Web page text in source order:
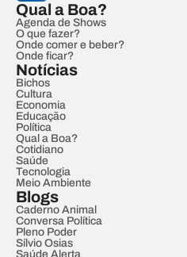
Qual a Boa?
Agenda de Shows
O que fazer?
Onde comer e beber?
Onde ficar?
Notícias
Bichos
Cultura
Economia
Educação
Política
Qual a Boa?
Cotidiano
Saúde
Tecnologia
Meio Ambiente
Blogs
Caderno Animal
Conversa Política
Pleno Poder
Sílvio Osias
Saúde Alerta